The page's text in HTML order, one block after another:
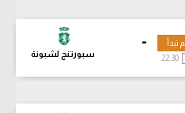
-
سبورتنج لشبونة
تبدأ